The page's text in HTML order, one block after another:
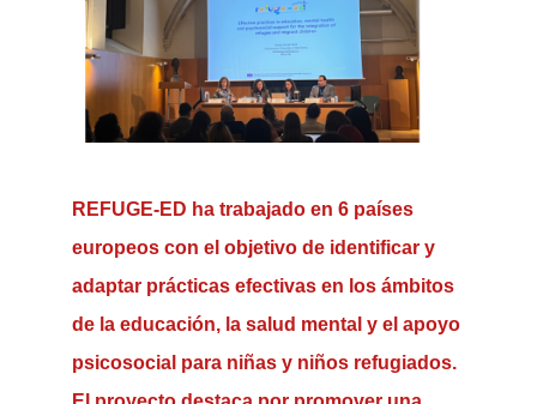
REFUGE-ED ha trabajado en 6 países
europeos con el objetivo de identificar y
adaptar prácticas efectivas en los ámbitos
de la educación, la salud mental y el apoyo
psicosocial para niñas y niños refugiados.